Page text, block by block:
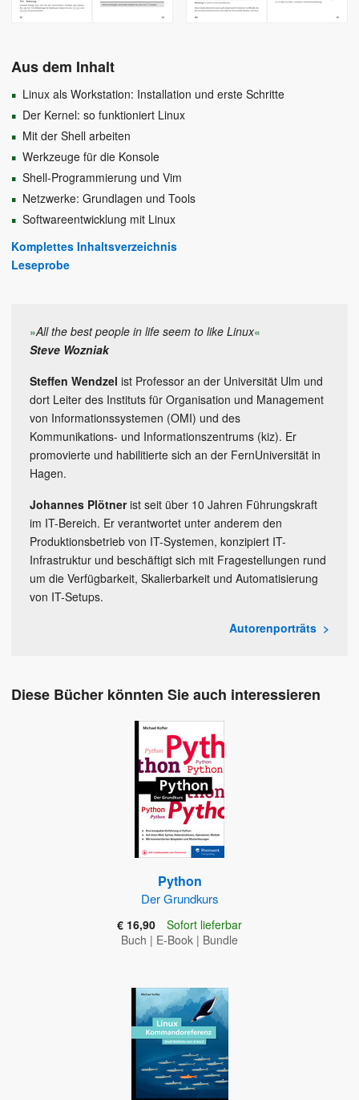
Aus dem Inhalt
Linux als Workstation: Installation und erste Schritte
Der Kernel: so funktioniert Linux
Mit der Shell arbeiten
Werkzeuge für die Konsole
Shell-Programmierung und Vim
Netzwerke: Grundlagen und Tools
Softwareentwicklung mit Linux
Komplettes Inhaltsverzeichnis
Leseprobe
»All the best people in life seem to like Linux«
Steve Wozniak
Steffen Wendzel ist Professor an der Universität Ulm und
dort Leiter des Instituts für Organisation und Management
von Informationssystemen (OMI) und des
Kommunikations- und Informationszentrums (kiz). Er
promovierte und habilitierte sich an der FernUniversität in
Hagen.
Johannes Plötnerist seit über 10 Jahren Führungskraft
im IT-Bereich. Er verantwortet unter anderem den
Produktionsbetrieb von IT-Systemen, konzipiert IT-
Infrastruktur und beschäftigt sich mit Fragestellungen rund
um die Verfügbarkeit, Skalierbarkeit und Automatisierung
von IT-Setups.
Autorenporträts
Diese Bücher könnten Sie auch interessieren
Python
Der Grundkurs
€ 16,90
Sofort lieferbar
Buch | E-Book | Bundle